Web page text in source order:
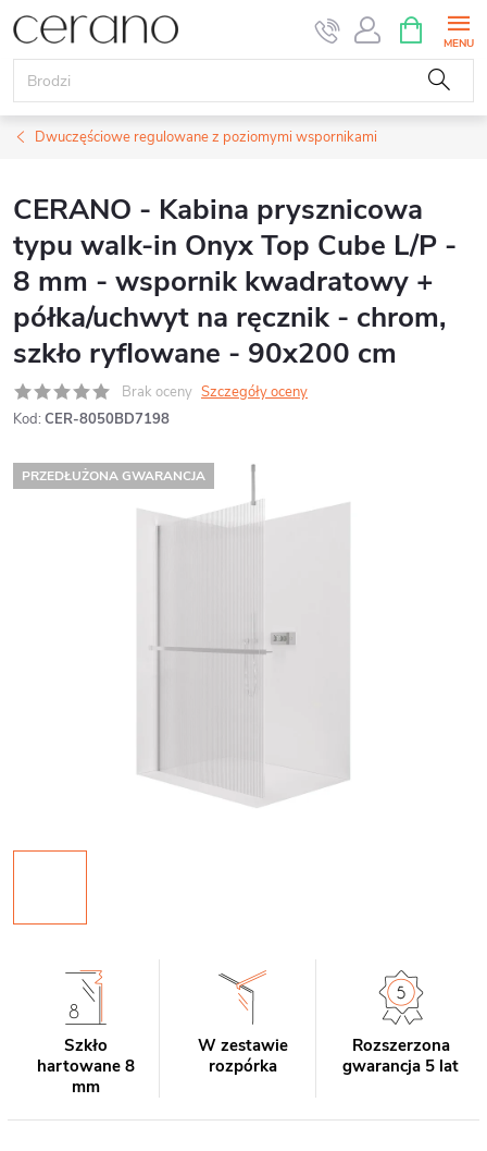
Przejść
do
treści
KOSZYK
Dwuczęściowe regulowane z poziomymi wspornikami
CERANO - Kabina prysznicowa
typu walk-in Onyx Top Cube L/P -
8 mm - wspornik kwadratowy +
półka/uchwyt na ręcznik - chrom,
szkło ryflowane - 90x200 cm
Brak oceny Szczegóły oceny
Kod: CER-8050BD7198
PRZEDŁUŻONA GWARANCJA
Szkło
hartowane 8
mm
W zestawie
rozpórka
Rozszerzona
gwarancja 5 lat